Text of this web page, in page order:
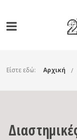
Είστε εδώ: Αρχική